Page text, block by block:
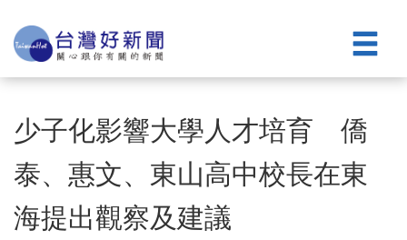
少子化影響大學人才培育 僑
泰、惠文、東山高中校長在東
海提出觀察及建議